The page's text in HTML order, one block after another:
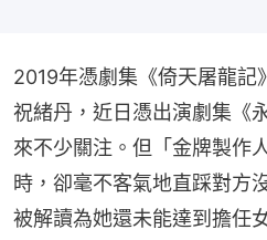
2019年憑劇集《倚天屠龍記
祝緒丹，近日憑出演劇集《
來不少關注。但「金牌製作
時，卻毫不客氣地直踩對方
被解讀為她還未能達到擔任